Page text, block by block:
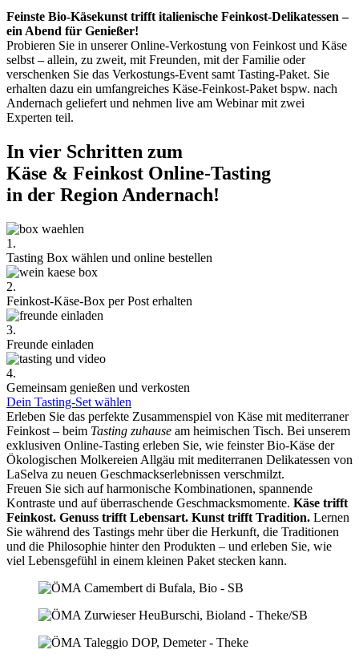
Feinste Bio-Käsekunst trifft italienische Feinkost-Delikatessen –
ein Abend für Genießer!
Probieren Sie in unserer Online-Verkostung von Feinkost und Käse
selbst – allein, zu zweit, mit Freunden, mit der Familie oder
verschenken Sie das Verkostungs-Event samt Tasting-Paket. Sie
erhalten dazu ein umfangreiches Käse-Feinkost-Paket bspw. nach
Andernach geliefert und nehmen live am Webinar mit zwei
Experten teil.
In vier Schritten zum
Käse & Feinkost Online-Tasting
in der Region Andernach!
1.
Tasting Box wählen und online bestellen
2.
Feinkost-Käse-Box per Post erhalten
3.
Freunde einladen
4.
Gemeinsam genießen und verkosten
Dein Tasting-Set wählen
Erleben Sie das perfekte Zusammenspiel von Käse mit mediterraner
Feinkost – beim Tasting zuhause am heimischen Tisch. Bei unserem
exklusiven Online-Tasting erleben Sie, wie feinster Bio-Käse der
Ökologischen Molkereien Allgäu mit mediterranen Delikatessen von
LaSelva zu neuen Geschmackserlebnissen verschmilzt.
Freuen Sie sich auf harmonische Kombinationen, spannende
Kontraste und auf überraschende Geschmacksmomente. Käse trifft
Feinkost. Genuss trifft Lebensart. Kunst trifft Tradition. Lernen
Sie während des Tastings mehr über die Herkunft, die Traditionen
und die Philosophie hinter den Produkten – und erleben Sie, wie
viel Lebensgefühl in einem kleinen Paket stecken kann.